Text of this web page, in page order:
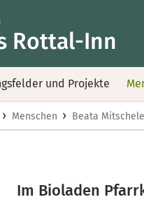
Rottal-Inn
und Projekte
› Menschen › Beata
Im Bioladen